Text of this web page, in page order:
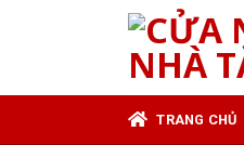
TRANG CHỦ